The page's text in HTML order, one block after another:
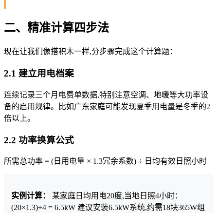
二、精准计算四步法
现在让我们像搭积木一样,分步骤完成这个计算题：
2.1 建立用电档案
连续记录三个月电费单数据,特别注意空调、地暖等大功率设
备的启用规律。比如广东家庭可能发现夏季用电量是冬季的2
倍以上。
2.2 功率换算公式
所需总功率 = (日用电量 × 1.3冗余系数) ÷ 日均有效日照小时
实例计算：
某家庭日均用电20度,当地日照4小时：
(20×1.3)÷4 = 6.5kW 建议安装6.5kW系统,约需18块365W组